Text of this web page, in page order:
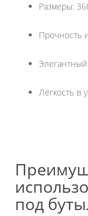
Размеры:
Прочность
Лёгкость в
под